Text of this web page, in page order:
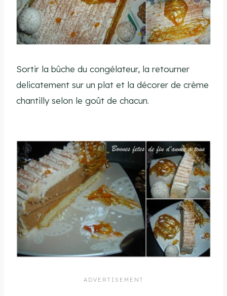
Sortir la bûche du congélateur, la retourner
delicatement sur un plat et la décorer de crème
chantilly selon le goût de chacun.